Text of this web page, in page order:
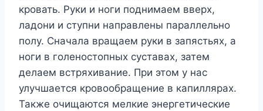
кровать. Руки и ноги поднимаем вверх,
ладони и ступни направлены параллельно
полу. Сначала вращаем руки в запястьях, а
ноги в голеностопных суставах, затем
делаем встряхивание. При этом у нас
улучшается кровообращение в капиллярах.
Также очищаются мелкие энергетические